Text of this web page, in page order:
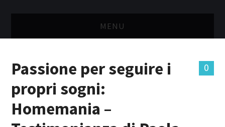
MENU
MASTER MARKETING & RETAIL
SCIENZIATI IN AZIENDA
0
Passione per seguire i
propri sogni:
Homemania –